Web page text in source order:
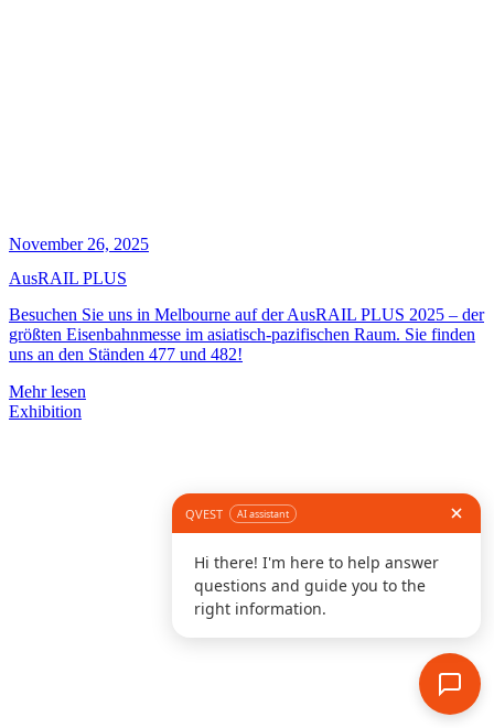
November 26, 2025
AusRAIL PLUS
Besuchen Sie uns in Melbourne auf der AusRAIL PLUS 2025 – der
größten Eisenbahnmesse im asiatisch-pazifischen Raum. Sie finden
uns an den Ständen 477 und 482!
Mehr lesen
Exhibition